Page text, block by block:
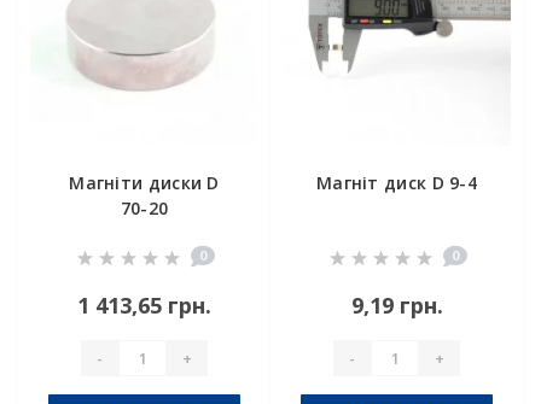
Магніти диски D
70-20
0
1 413,65 грн.
- +
Магніт диск D 9-4
0
9,19 грн.
- +